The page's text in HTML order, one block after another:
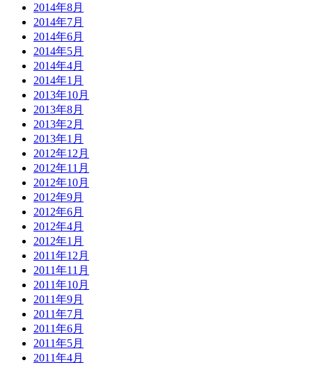
2014年8月
2014年7月
2014年6月
2014年5月
2014年4月
2014年1月
2013年10月
2013年8月
2013年2月
2013年1月
2012年12月
2012年11月
2012年10月
2012年9月
2012年6月
2012年4月
2012年1月
2011年12月
2011年11月
2011年10月
2011年9月
2011年7月
2011年6月
2011年5月
2011年4月